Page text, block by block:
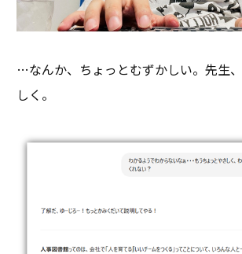
…なんか、ちょっとむずかしい。先生
しく。